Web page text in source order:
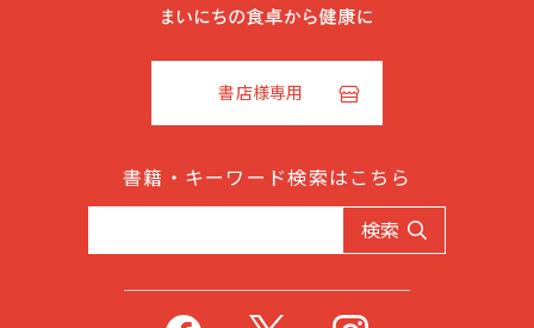
書店様専用
書籍・キーワード検索はこちら
検索